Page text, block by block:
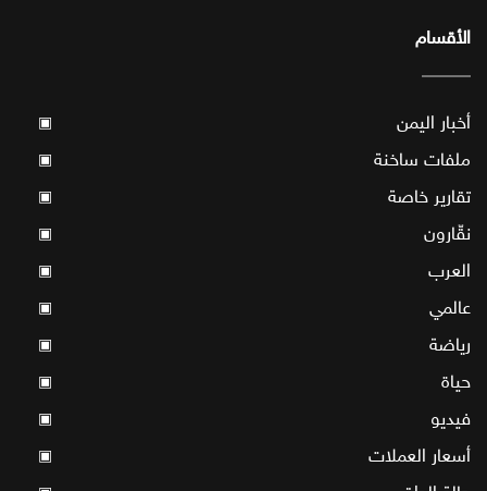
الأقسام
أخبار اليمن ▣
ملفات ساخنة ▣
تقارير خاصة ▣
نقّارون ▣
العرب ▣
عالمي ▣
رياضة ▣
حياة ▣
فيديو ▣
أسعار العملات ▣